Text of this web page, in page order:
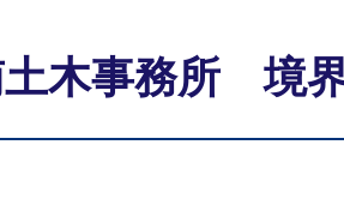
木事務所 境